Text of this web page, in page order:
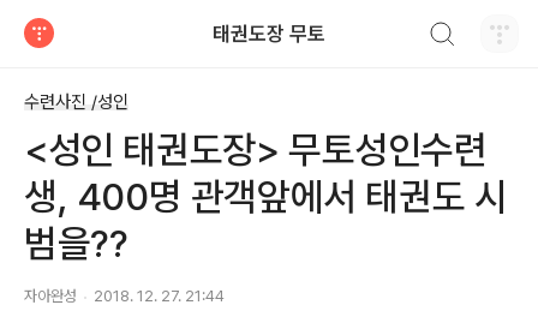
태권도장 무토
수련사진 /성인
<성인 태권도장> 무토성인수련
생, 400명 관객앞에서 태권도 시
범을??
자아완성 2018. 12. 27. 21:44